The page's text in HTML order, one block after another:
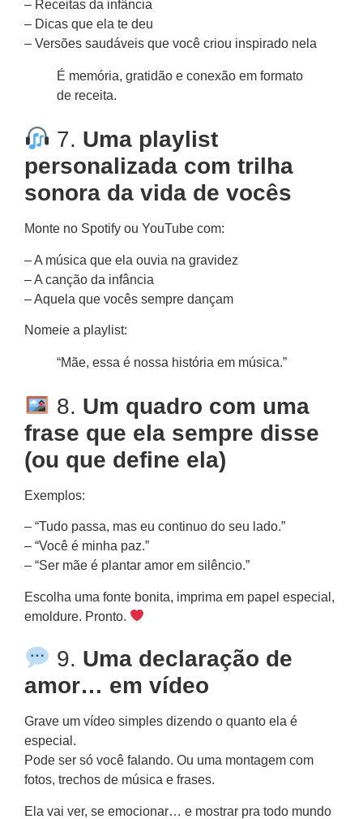
– Receitas da infância
– Dicas que ela te deu
– Versões saudáveis que você criou inspirado nela
É memória, gratidão e conexão em formato
de receita.
7. Uma playlist
personalizada com trilha
sonora da vida de vocês
Monte no Spotify ou YouTube com:
– A música que ela ouvia na gravidez
– A canção da infância
– Aquela que vocês sempre dançam
Nomeie a playlist:
“Mãe, essa é nossa história em música.”
8. Um quadro com uma
frase que ela sempre disse
(ou que define ela)
Exemplos:
– “Tudo passa, mas eu continuo do seu lado.”
– “Você é minha paz.”
– “Ser mãe é plantar amor em silêncio.”
Escolha uma fonte bonita, imprima em papel especial,
emoldure. Pronto.
9. Uma declaração de
amor… em vídeo
Grave um vídeo simples dizendo o quanto ela é
especial.
Pode ser só você falando. Ou uma montagem com
fotos, trechos de música e frases.
Ela vai ver, se emocionar… e mostrar pra todo mundo